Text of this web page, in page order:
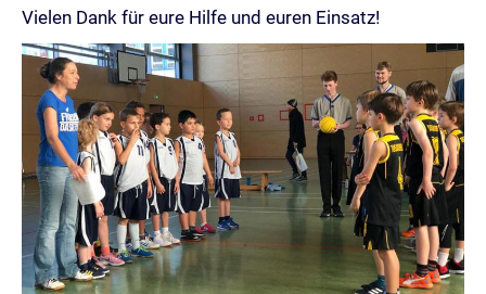
Vielen Dank für eure Hilfe und euren Einsatz!